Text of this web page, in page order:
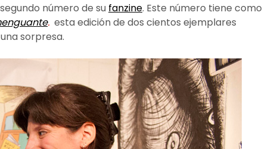
número de su fanzine. Este número tiene como
. esta edición de dos cientos ejemplares
sorpresa.